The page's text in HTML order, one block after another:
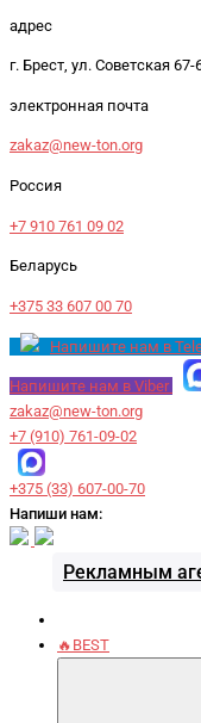
адрес
г. Брест, ул. Советская
электронная почта
zakaz@new-ton.org
Россия
+7 910 761 09 02
Беларусь
+375 33 607 00 70
Напишите нам в
Напишите нам в Viber
zakaz@new-ton.org
+7 (910) 761-09-02
+375 (33) 607-00-70
Напиши нам:
Рекламным
🔥BEST